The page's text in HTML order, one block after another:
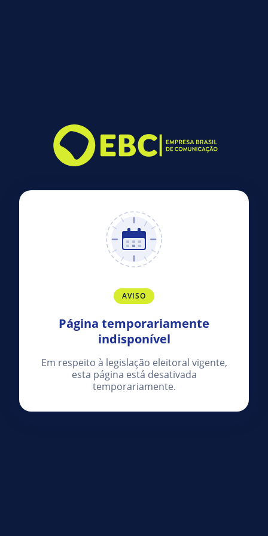
AVISO
Página temporariamente
indisponível
Em respeito à legislação eleitoral vigente,
esta página está desativada
temporariamente.